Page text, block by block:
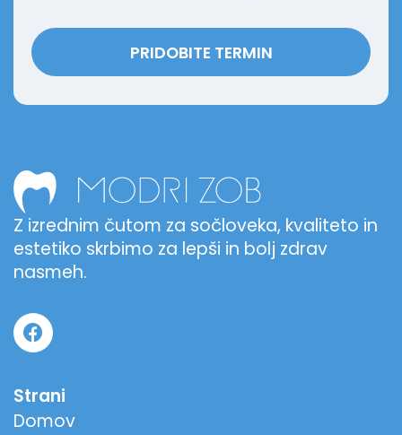
PRIDOBITE TERMIN
Z izrednim čutom za sočloveka, kvaliteto in
estetiko skrbimo za lepši in bolj zdrav
nasmeh.
Strani
Domov